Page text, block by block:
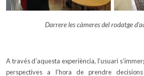
Darrere les càmeres del rodatge
A través d’aquesta experiència, l’usuari
perspectives a l’hora de prendre